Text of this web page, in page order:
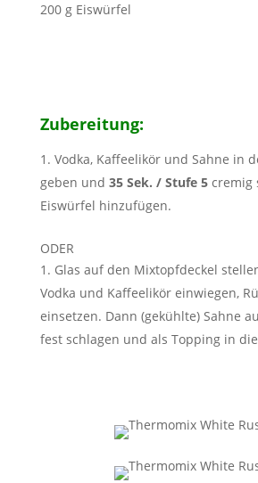
200 g Eiswürfel
Zubereitung:
Vodka, Kaffeelikör und Sahne in
geben und 35 Sek. / Stufe 5cremig
Eiswürfel hinzufügen.
ODER
Glas auf den Mixtopfdeckel
Vodka und Kaffeelikör einwiegen,
einsetzen. Dann (gekühlte) Sahne
fest schlagen und als Topping in